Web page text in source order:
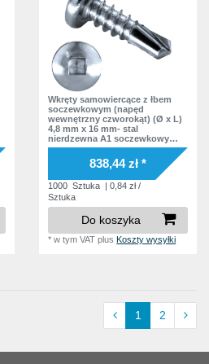
Wkręty samowiercące z łbem
soczewkowym (napęd
wewnętrzny czworokąt) (Ø x L)
4,8 mm x 16 mm- stal
nierdzewna A1 soczewkowy
czworokąt wewnątrz Podkładka
bez podkładki DIN7504 SQ
Norma zakładowa
838,44 zł *
1000 Sztuka | 0,84 zł /
Sztuka
Do koszyka
*w tym VAT plusKoszty wysyłki
1 2